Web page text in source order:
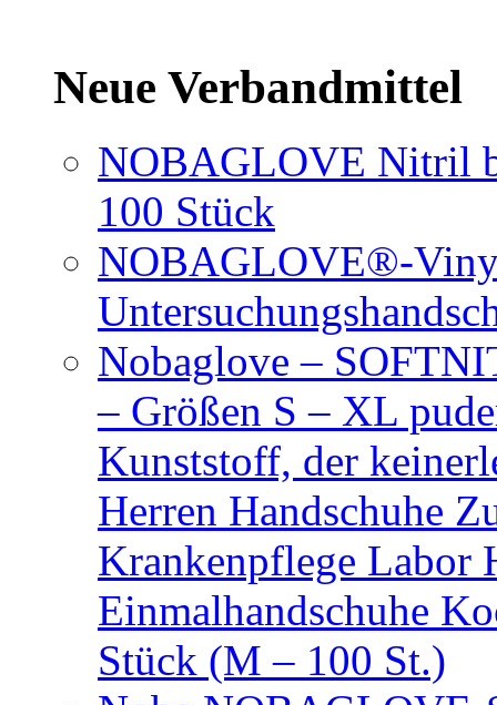
Neue Verbandmittel
NOBAGLOVE Nitril
100 Stück
NOBAGLOVE®-
Nobaglove –
– Größen S – XL
Kunststoff, der
Herren Handschuhe
Krankenpflege Labor
Einmalhandschuhe
Stück (M – 100 St.)